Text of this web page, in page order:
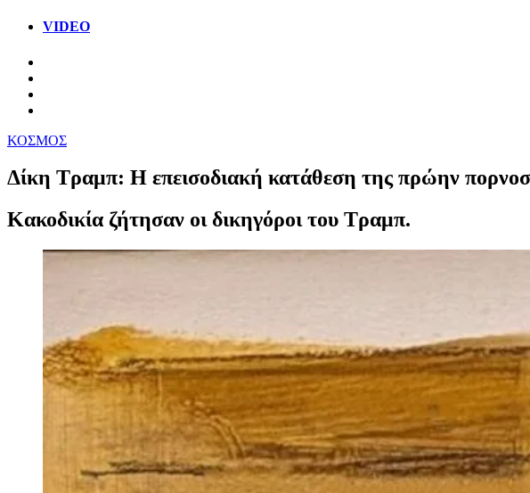
VIDEO
ΚΟΣΜΟΣ
Δίκη Τραμπ: Η επεισοδιακή κατάθεση της πρώην
Κακοδικία ζήτησαν οι δικηγόροι του Τραμπ.